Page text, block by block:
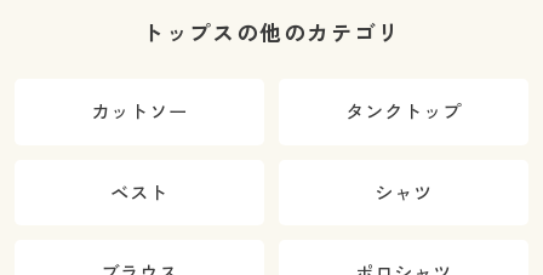
トップスの他のカテゴリ
カットソー タンクトップ
ベスト シャツ